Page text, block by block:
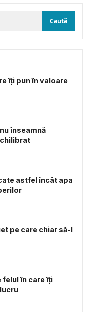
îți pun în valoare
înseamnă
astfel încât apa
pe care chiar să-l
felul în care îți